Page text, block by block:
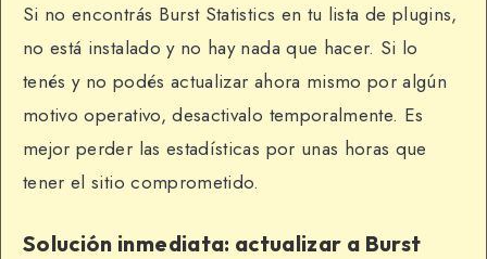
Si no encontrás Burst Statistics en tu lista de plugins,
no está instalado y no hay nada que hacer. Si lo
tenés y no podés actualizar ahora mismo por algún
motivo operativo, desactivalo temporalmente. Es
mejor perder las estadísticas por unas horas que
tener el sitio comprometido.
Solución inmediata: actualizar a Burst